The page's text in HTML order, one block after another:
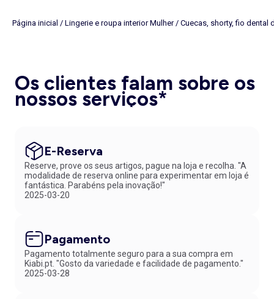
Página inicial / Lingerie e roupa interior Mulher/ Cuecas, shorty, fio dental
Os clientes falam sobre os
nossos serviços*
E-Reserva
Reserve, prove os seus artigos, pague na loja e recolha. "A
modalidade de reserva online para experimentar em loja é
fantástica. Parabéns pela inovação!"
2025-03-20
Pagamento
Pagamento totalmente seguro para a sua compra em
Kiabi.pt. "Gosto da variedade e facilidade de pagamento."
2025-03-28